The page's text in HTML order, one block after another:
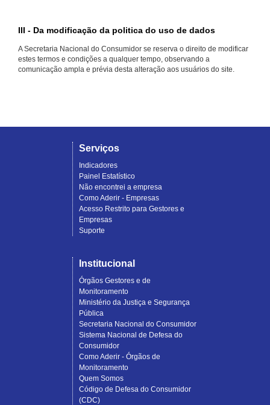
III - Da modificação da politica do uso de dados
A Secretaria Nacional do Consumidor se reserva o direito de modificar
estes termos e condições a qualquer tempo, observando a
comunicação ampla e prévia desta alteração aos usuários do site.
Serviços
Indicadores
Painel Estatístico
Não encontrei a empresa
Como Aderir - Empresas
Acesso Restrito para Gestores e
Empresas
Suporte
Institucional
Órgãos Gestores e de
Monitoramento
Ministério da Justiça e Segurança
Pública
Secretaria Nacional do Consumidor
Sistema Nacional de Defesa do
Consumidor
Como Aderir - Órgãos de
Monitoramento
Quem Somos
Código de Defesa do Consumidor
(CDC)